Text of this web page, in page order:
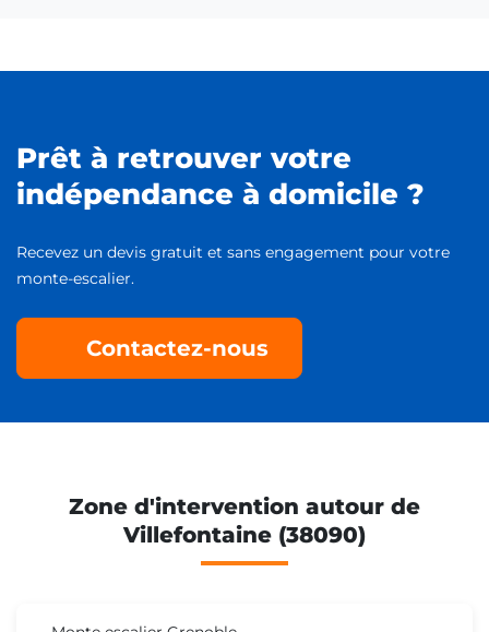
Prêt à retrouver votre
indépendance à domicile ?
Recevez un devis gratuit et sans engagement pour votre
monte-escalier.
Contactez-nous
Zone d'intervention autour de
Villefontaine (38090)